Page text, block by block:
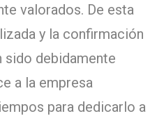
valorados. De esta
y la confirmación
debidamente
a la empresa
para dedicarlo a